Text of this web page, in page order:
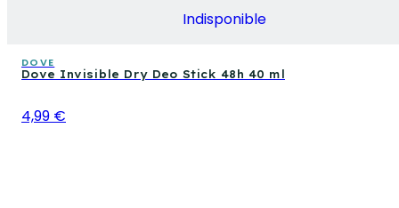
Indisponible
DOVE
Dove Invisible Dry Deo Stick 48h 40 ml
4,99 €